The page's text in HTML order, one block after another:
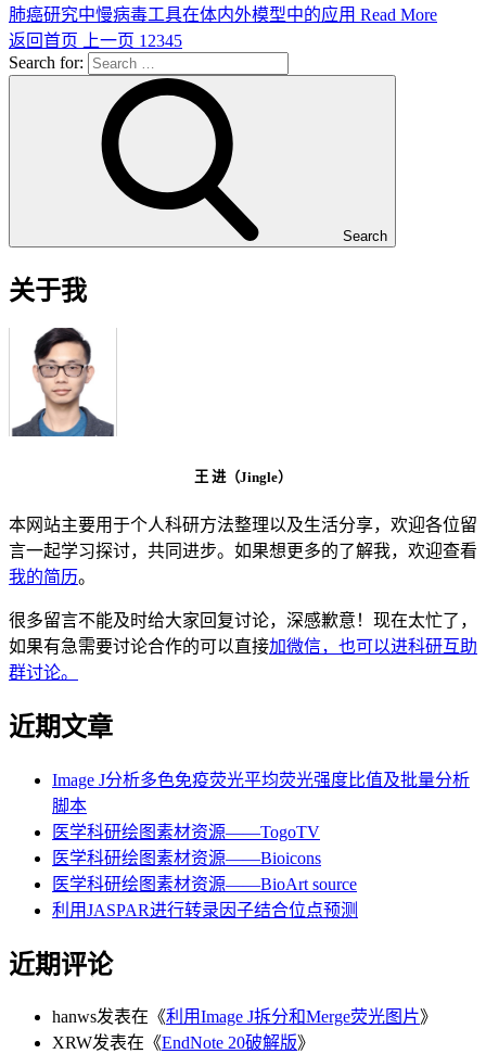
肺癌研究中慢病毒工具在体内外模型中的应用 Read More
返回首页
上一页 1 2345
Search for:
Search
关于我
王 进（Jingle）
本网站主要用于个人科研方法整理以及生活分享，欢迎各位留
言一起学习探讨，共同进步。如果想更多的了解我，欢迎查看
我的简历。
很多留言不能及时给大家回复讨论，深感歉意！现在太忙了，
如果有急需要讨论合作的可以直接加微信，也可以进科研互助
群讨论。
近期文章
Image J分析多色免疫荧光平均荧光强度比值及批量分析
脚本
医学科研绘图素材资源——TogoTV
医学科研绘图素材资源——Bioicons
医学科研绘图素材资源——BioArt source
利用JASPAR进行转录因子结合位点预测
近期评论
hanws发表在《利用Image J拆分和Merge荧光图片》
XRW发表在《EndNote 20破解版》